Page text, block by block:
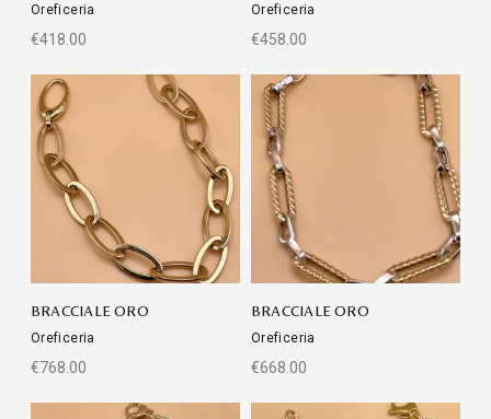
Oreficeria
€418.00
Oreficeria
€458.00
BRACCIALE ORO
Oreficeria
€768.00
BRACCIALE ORO
Oreficeria
€668.00